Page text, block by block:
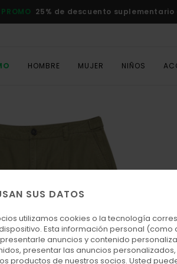
PROMO 25% de descuento
HOMBRE MUJER NIÑOS
SUS DATOS
utilizamos cookies o la tecnología
Esta información personal
anuncios y contenido
presentar las anuncios
productos de nuestros socios. Usted